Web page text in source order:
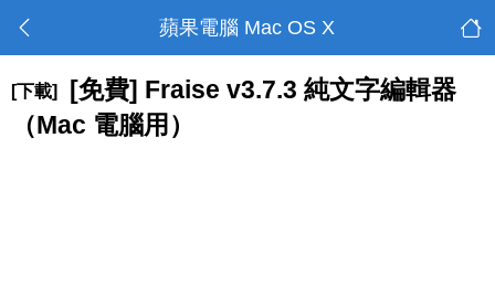
蘋果電腦 Mac OS X
[下載]
[免費] Fraise v3.7.3 純文字編輯器
（Mac 電腦用）